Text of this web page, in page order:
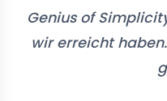
Genius of
wir erreicht